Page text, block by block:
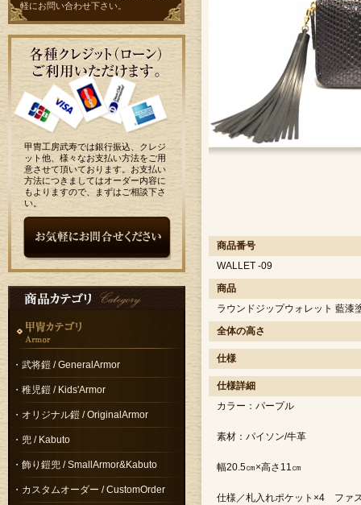
商品番号
WALLET -09
商品
ラウンドジップウォレット 藍漆
全体の高さ
仕様
仕様詳細
カラー：パープル
素材：パイソン/牛革
幅20.5㎝×高さ11㎝
仕様／札入れポケット×4 ファ
軽にお問い合わせ下さい。
甲冑工房武寿では銀行振込、クレジ
ット他、様々なお支払い方法をご用
意させて頂いております。お支払い
方法につきましてはオーダー内容に
もよりますので、まずはご相談下さ
い。
・武将鎧 / GeneralArmor
・稚児鎧 / Kids'Armor
・オリジナル鎧 / OriginalArmor
・兜 / Kabuto
・飾り鎧兜 / SmallArmor&Kabuto
・カスタムオーダー / CustomOrder